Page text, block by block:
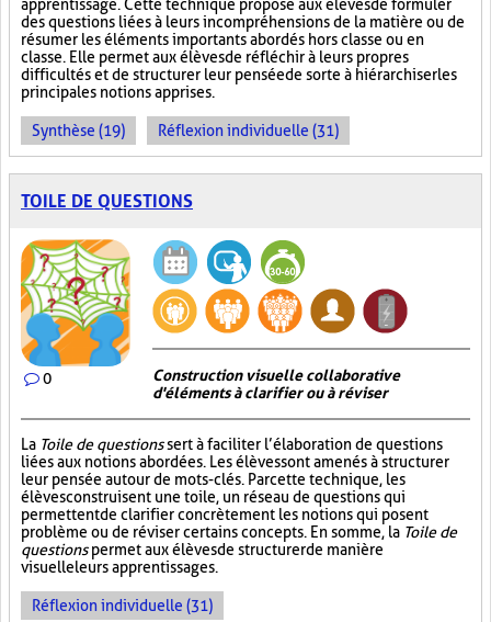
apprentissage. Cette technique propose aux élèves de formuler
des questions liées à leurs incompréhensions de la matière ou de
résumer les éléments importants abordés hors classe ou en
classe. Elle permet aux élèves de réfléchir à leurs propres
difficultés et de structurer leur pensée de sorte à hiérarchiser les
principales notions apprises.
Synthèse (19) Réflexion individuelle (31)
TOILE DE QUESTIONS
0
Construction visuelle collaborative
d'éléments à clarifier ou à réviser
La Toile de questionssert à faciliter l’élaboration de questions
liées aux notions abordées. Les élèves sont amenés à structurer
leur pensée autour de mots-clés. Par cette technique, les
élèves construisent une toile, un réseau de questions qui
permettent de clarifier concrètement les notions qui posent
problème ou de réviser certains concepts. En somme, la Toile de
questionspermet aux élèves de structurer de manière
visuelle leurs apprentissages.
Réflexion individuelle (31)